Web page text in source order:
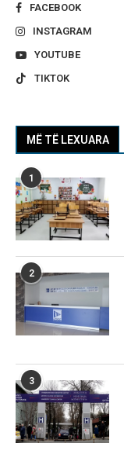
FACEBOOK
INSTAGRAM
YOUTUBE
TIKTOK
MË TË LEXUARA
1
2
3